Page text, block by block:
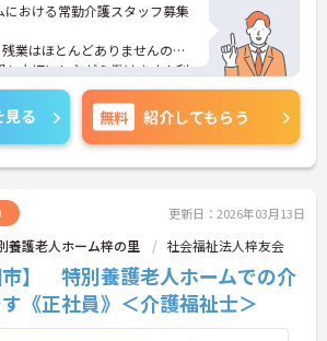
おける常勤介護スタッフ募集
業はほとんどありませんので
大切にしながら働けます！利
子育て中の方も安心！
接のポイントなど、さらに詳
お気軽にご相談ください。
見る 無料 紹介してもらう
更新日：2026年03月13日
養護老人ホーム梓の里 社会福祉法人梓友会
市】 特別養護老人ホームでの介
《正社員》＜介護福祉士＞